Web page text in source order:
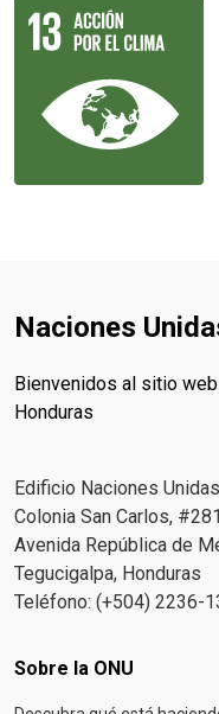
Naciones
Bienvenidos al sitio
Honduras
Edificio Naciones
Colonia San Carlos,
Avenida República de
Tegucigalpa, Honduras
Teléfono: (+504) 2236-
Footer menu
Sobre la ONU